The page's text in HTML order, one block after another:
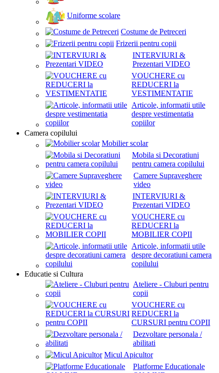
Uniforme scolare
Costume de Petreceri
Frizerii pentru copii
INTERVIURI &
Prezentari VIDEO
VOUCHERE cu
REDUCERI la
VESTIMENTATIE
Articole, informatii utile
despre vestimentatia
copiilor
Camera copilului
Mobilier scolar
Mobila si Decoratiuni
pentru camera copilului
Camere Supraveghere
video
INTERVIURI &
Prezentari VIDEO
VOUCHERE cu
REDUCERI la
MOBILIER COPII
Articole, informatii utile
despre decoratiuni camera
copilului
Educatie si Cultura
Ateliere - Cluburi pentru
copii
VOUCHERE cu
REDUCERI la
CURSURI pentru COPII
Dezvoltare personala /
abilitati
Micul Apicultor
Platforme Educationale